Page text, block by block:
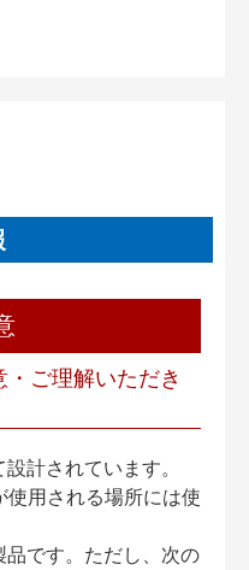
ご理解いただき
計されています。
用される場所には使
です。ただし、次の